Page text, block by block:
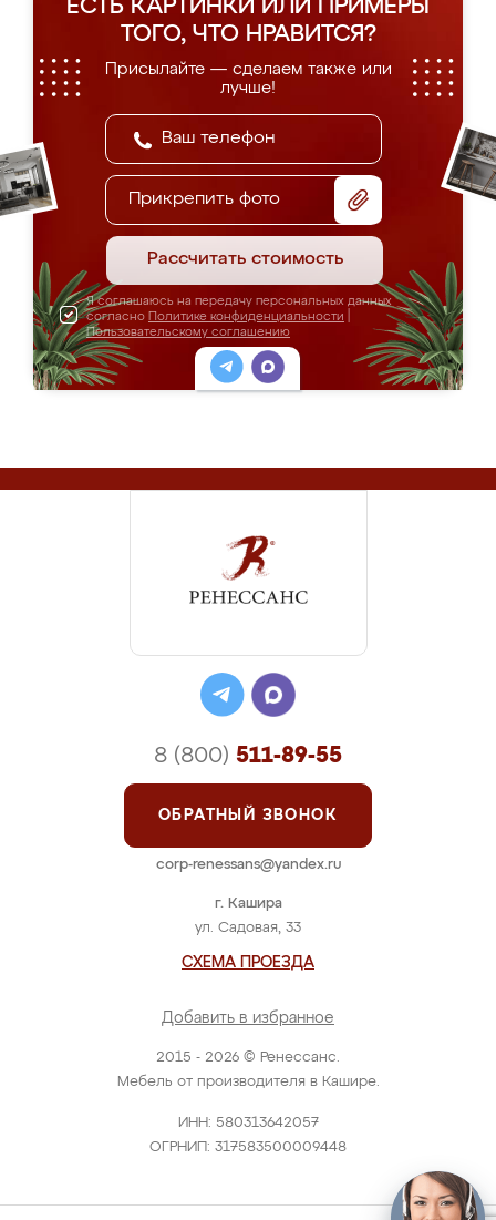
ЕСТЬ КАРТИНКИ ИЛИ ПРИМЕРЫ
ТОГО, ЧТО НРАВИТСЯ?
Присылайте — сделаем также или
лучше!
Прикрепить фото
Рассчитать стоимость
Я соглашаюсь на передачу персональных данных
согласно Политике конфиденциальности
Пользовательскому соглашению
2015 - 2026 © Ренессанс.
Мебель от производителя в Кашире.
ИНН: 580313642057
ОГРНИП: 317583500009448
г. Кашира
ул. Садовая, 33
СХЕМА ПРОЕЗДА
Добавить в избранное
8 (800) 511-89-55
ОБРАТНЫЙ ЗВОНОК
corp-renessans@yandex.ru